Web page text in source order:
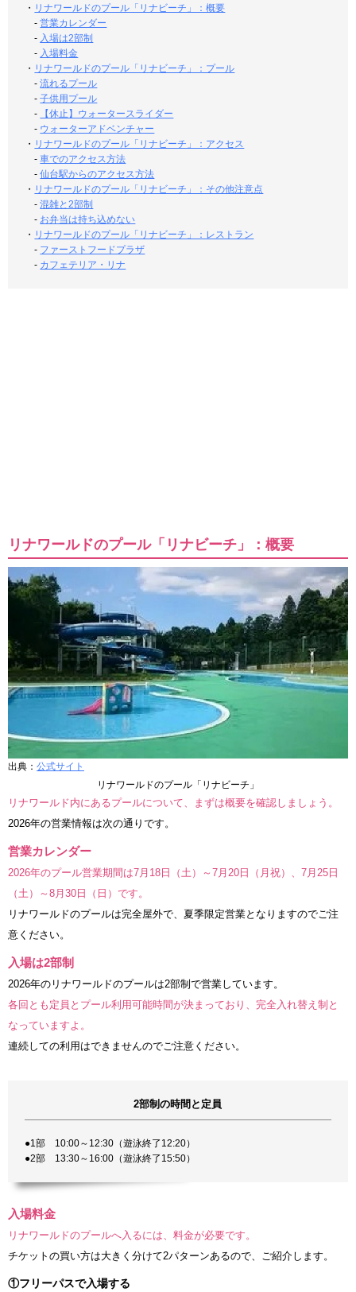
・ リナワールドのプール「リナビーチ」：概要
-営業カレンダー
- 入場は2部制
- 入場料金
・ リナワールドのプール「リナビーチ」：プール
-流れるプール
-子供用プール
-
【休止】ウォータースライダー
- ウォーターアドベンチャー
・ リナワールドのプール「リナビーチ」：アクセス
-車でのアクセス方法
-仙台駅からのアクセス方法
・ リナワールドのプール「リナビーチ」：その他注意点
-混雑と2部制
- お弁当は持ち込めない
・ リナワールドのプール「リナビーチ」：レストラン
- ファーストフードプラザ
- カフェテリア・リナ
リナワールドのプール「リナビーチ」：概要
出典： 公式サイト
リナワールドのプール「リナビーチ」
リナワールド内にあるプールについて、まずは概要を確認しましょう。
2026年の営業情報は次の通りです。
営業カレンダー
2026年のプール営業期間は7月18日（土）～7月20日（月祝）、7月25日
（土）～8月30日（日）です。
リナワールドのプールは完全屋外で、夏季限定営業となりますのでご注
意ください。
入場は2部制
2026年のリナワールドのプールは2部制で営業しています。
各回とも定員とプール利用可能時間が決まっており、完全入れ替え制と
なっていますよ。
連続しての利用はできませんのでご注意ください。
2部制の時間と定員
●1部 10:00～12:30（遊泳終了12:20）
●2部 13:30～16:00（遊泳終了15:50）
入場料金
リナワールドのプールへ入るには、料金が必要です。
チケットの買い方は大きく分けて2パターンあるので、ご紹介します。
①フリーパスで入場する